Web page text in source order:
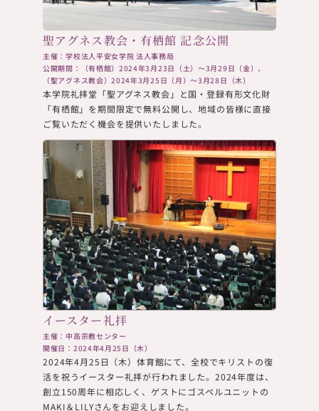
聖アグネス教会・有栖館 記念公開
主催：学校法人平安女学院 法人事務局
公開期間：（有栖館）2024年3月23日（土）～3月29日（金）、
（聖アグネス教会）2024年3月25日（月）～3月28日（木）
本学院礼拝堂「聖アグネス教会」と国・登録有形文化財
「有栖館」を期間限定で無料公開し、地域の皆様に直接
ご覧いただく機会を提供いたしました。​
イースター礼拝
主催：中高宗教センター
開催日：2024年4月25日（木）
2024年4月25日（木）体育館にて、全校でキリストの復
活を祝うイースター礼拝が行われました。2024年度は、
創立150周年に相応しく、ゲストにゴスペルユニットの
MAKI＆LILYさんをお迎えしました。